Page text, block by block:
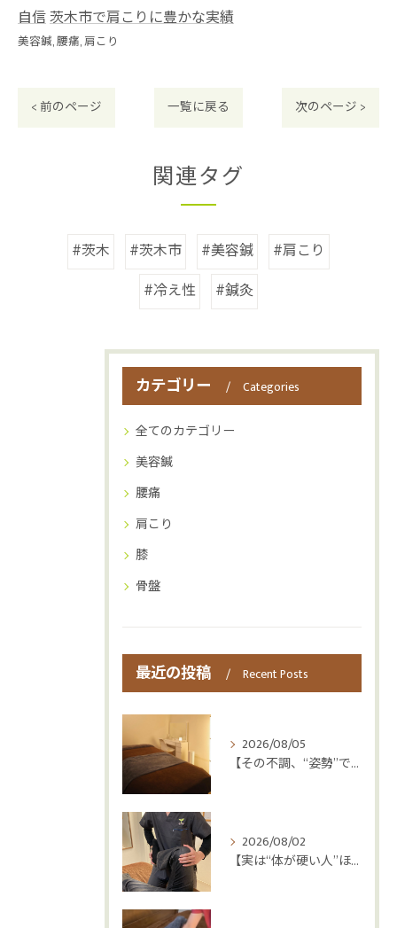
自信茨木市で肩こりに豊かな実績
美容鍼 腰痛 肩こり
< 前のページ 一覧に戻る 次のページ >
関連タグ
#茨木 #茨木市 #美容鍼
#肩こり
#冷え性
#鍼灸
カテゴリー Categories
全てのカテゴリー
美容鍼
腰痛
肩こり
膝
骨盤
最近の投稿 Recent Posts
2026/08/05
【その不調、“姿勢”ではなく“呼吸”かもしれません😮‍💨】
2026/08/02
【実は“体が硬い人”ほど疲れやすい😳】